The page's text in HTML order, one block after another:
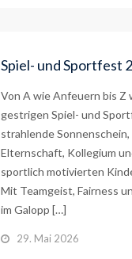
Spiel- und Sportfest
Von A wie Anfeuern bis Z
gestrigen Spiel- und
strahlende
Elternschaft, Kollegium
sportlich motivierten
Mit Teamgeist, Fairness
im Galopp […]
29. Mai 2026